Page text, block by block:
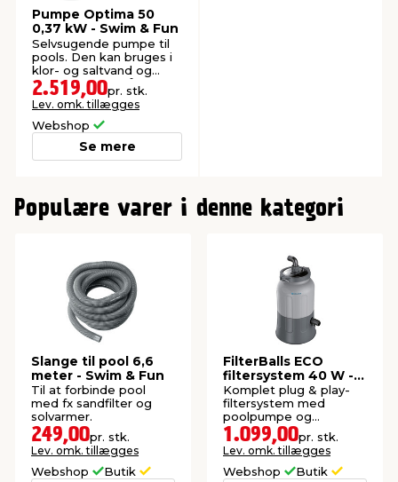
Pumpe Optima 50
0,37 kW - Swim & Fun
Selvsugende pumpe til
pools. Den kan bruges i
klor- og saltvand og
bruges i pools på op til
67.500 liter.
2.519,00pr. stk.
Lev. omk. tillægges
Webshop
Se mere
Populære varer i denne kategori
Slange til pool 6,6
meter - Swim & Fun
Til at forbinde pool
med fx sandfilter og
solvarmer.
249,00pr. stk.
Lev. omk. tillægges
Webshop Butik
FilterBalls ECO
filtersystem 40 W -
Swim & Fun
Komplet plug & play-
filtersystem med
poolpumpe og
filterbolde for effektiv
vandfiltrering.
1.099,00pr. stk.
Lev. omk. tillægges
Webshop Butik